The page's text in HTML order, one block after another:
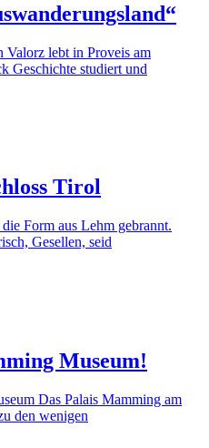
lebt in Proveis am
Geschichte studiert und
Tirol
Form aus Lehm gebrannt.
Gesellen, seid
Museum!
Das Palais Mamming am
den wenigen